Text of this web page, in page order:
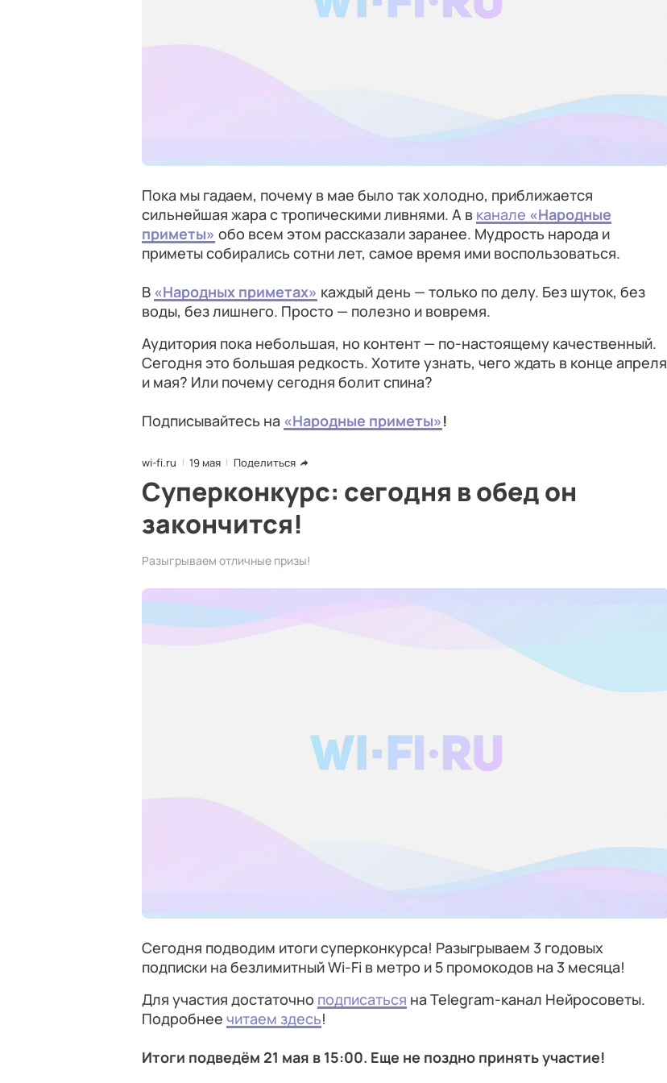
Пока мы гадаем, почему в мае было так холодно, приближается
сильнейшая жара с тропическими ливнями. А в канале «Народные
приметы» обо всем этом рассказали заранее. Мудрость народа и
приметы собирались сотни лет, самое время ими воспользоваться.
В «Народных приметах» каждый день — только по делу. Без шуток, без
воды, без лишнего. Просто — полезно и вовремя.
Аудитория пока небольшая, но контент — по-настоящему качественный.
Сегодня это большая редкость. Хотите узнать, чего ждать в конце апреля
и мая? Или почему сегодня болит спина?
Подписывайтесь на «Народные приметы»!
wi-fi.ru 19 мая Поделиться
Суперконкурс: сегодня в обед он
закончится!
Разыгрываем отличные призы!
Сегодня подводим итоги суперконкурса! Разыгрываем 3 годовых
подписки на безлимитный Wi-Fi в метро и 5 промокодов на 3 месяца!
Для участия достаточно подписаться на Telegram-канал Нейросоветы.
Подробнее читаем здесь!
Итоги подведём 21 мая в 15:00. Еще не поздно принять участие!